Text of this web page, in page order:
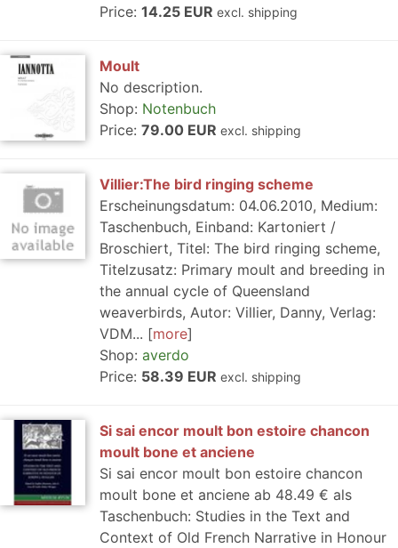
Price: 14.25 EUR excl. shipping
Moult
No description.
Shop: Notenbuch
Price: 79.00 EUR excl. shipping
Villier:The bird ringing scheme
Erscheinungsdatum: 04.06.2010, Medium:
Taschenbuch, Einband: Kartoniert /
Broschiert, Titel: The bird ringing scheme,
Titelzusatz: Primary moult and breeding in
the annual cycle of Queensland
weaverbirds, Autor: Villier, Danny, Verlag:
VDM...
more
Shop: averdo
Price: 58.39 EUR excl. shipping
Si sai encor moult bon estoire chancon
moult bone et anciene
Si sai encor moult bon estoire chancon
moult bone et anciene ab 48.49 € als
Taschenbuch: Studies in the Text and
Context of Old French Narrative in Honour